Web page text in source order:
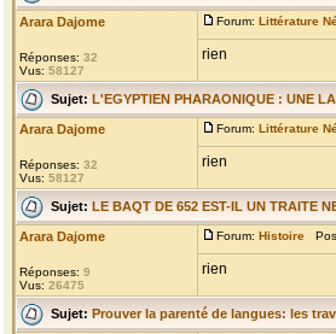
Arara Dajome
Réponses: 32
Vus: 58127
Forum: Littérature
rien
Sujet: L'EGYPTIEN PHARAONIQUE : UNE
Arara Dajome
Réponses: 32
Vus: 58127
Forum: Littérature
rien
Sujet: LE BAQT DE 652 EST-IL UN TRAITE
Arara Dajome
Réponses: 9
Vus: 26475
Forum: Histoire
rien
Sujet: Prouver la parenté de langues: les